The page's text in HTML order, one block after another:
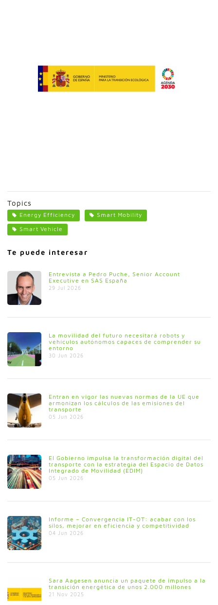
Topics
Energy Efficiency
Smart Mobility
Smart Vehicle
Te puede interesar
Entrevista a Pedro Puche, Senior Account
Executive en SAS España
29 Jul 2026
La movilidad del futuro necesitará robots y
vehículos autónomos capaces de comprender su
entorno
30 Jun 2026
Entran en vigor las nuevas normas de la UE que
armonizan los cálculos de las emisiones del
transporte
05 Jun 2026
El Gobierno impulsa la transformación digital del
transporte con la estrategia del Espacio de Datos
Integrado de Movilidad (EDIM)
05 Jun 2026
Informe – Convergencia IT-OT: acabar con los
silos, mejorar en eficiencia y competitividad
04 Jun 2026
Sara Aagesen anuncia un paquete de impulso a la
transición energética de unos 2.000 millones
21 Nov 2025